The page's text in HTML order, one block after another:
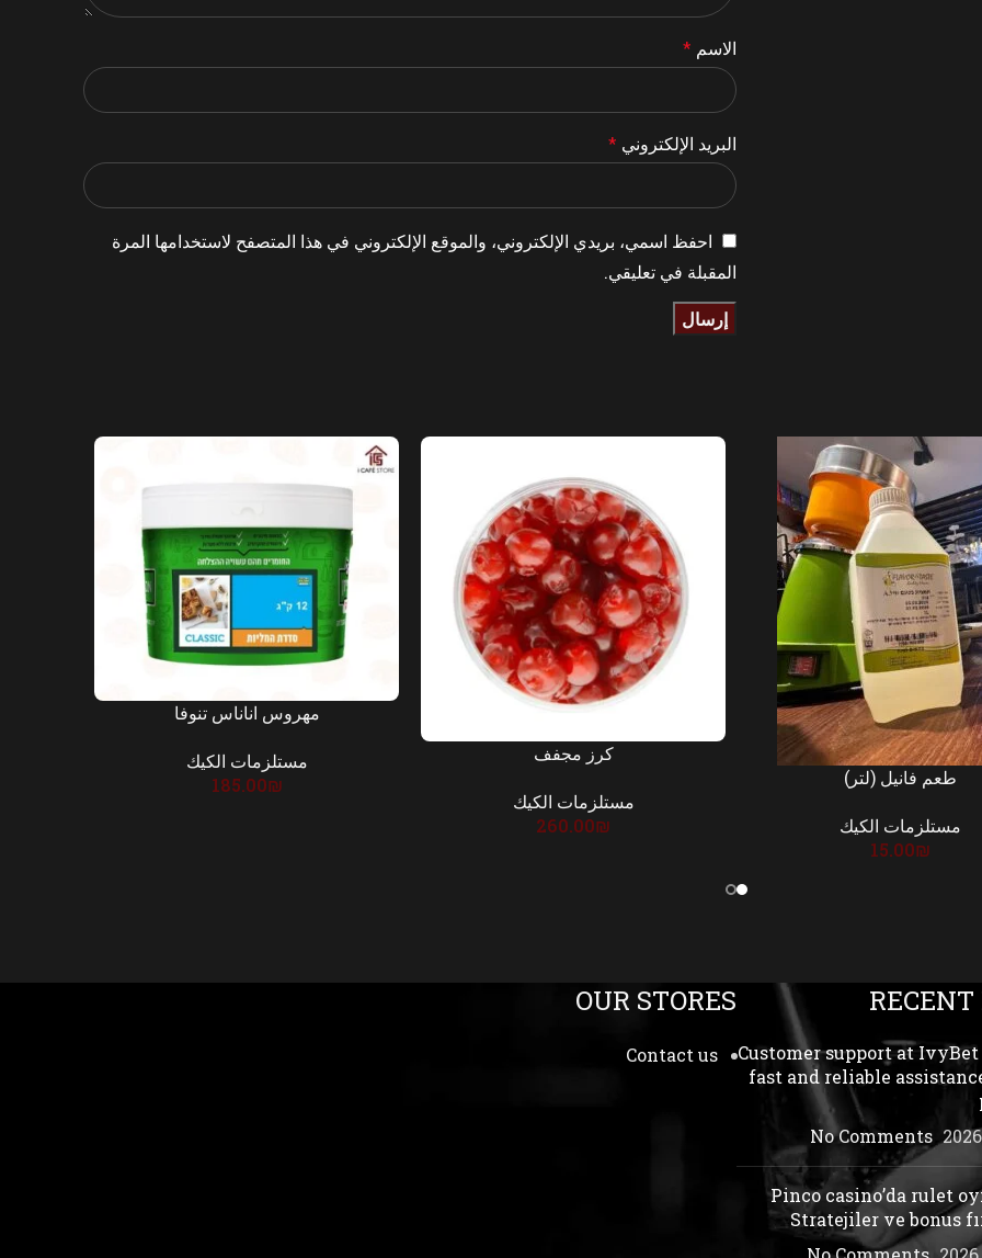
الاسم *
البريد الإلكتروني *
احفظ اسمي، بريدي الإلكتروني، والموقع الإلكتروني في هذا المتصفح لاستخدامها المرة
المقبلة في تعليقي.
طعم فانيل (لتر)
مستلزمات الكيك
15.00₪
كرز مجفف
مستلزمات الكيك
260.00₪
مهروس اناناس تنوفا
مستلزمات الكيك
185.00₪
RECENT
Customer support at IvyBet
fast and reliable
No Comments
Pinco casino’da rulet
Stratejiler ve bonus
OUR STORES
Contact us